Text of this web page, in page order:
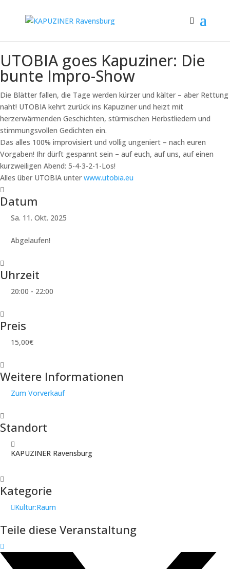
UTOBIA goes Kapuziner: Die
bunte Impro-Show
Die Blätter fallen, die Tage werden kürzer und kälter – aber Rettung
naht! UTOBIA kehrt zurück ins Kapuziner und heizt mit
herzerwärmenden Geschichten, stürmischen Herbstliedern und
stimmungsvollen Gedichten ein.
Das alles 100% improvisiert und völlig ungeniert – nach euren
Vorgaben! Ihr dürft gespannt sein – auf euch, auf uns, auf einen
kurzweiligen Abend: 5-4-3-2-1-Los!
Alles über UTOBIA unter www.utobia.eu
Datum
Sa. 11. Okt. 2025
Abgelaufen!
Uhrzeit
20:00 - 22:00
Preis
15,00€
Weitere Informationen
Zum Vorverkauf
Standort
KAPUZINER Ravensburg
Kategorie
Kultur:Raum
Teile diese Veranstaltung